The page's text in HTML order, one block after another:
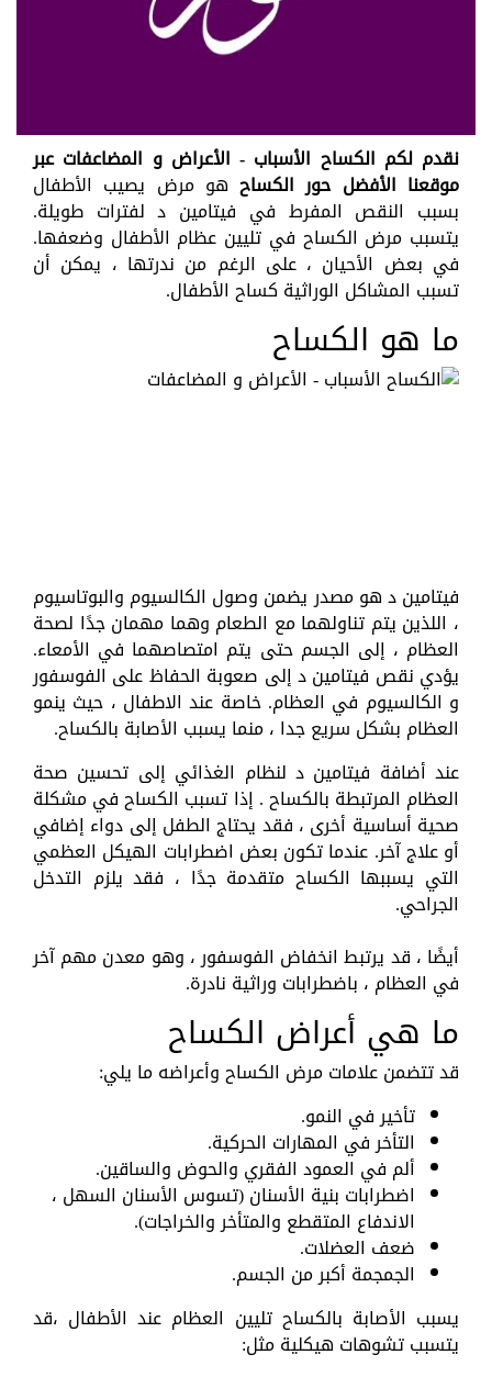
نقدم لكم الكساح الأسباب - الأعراض و المضاعفات عبر
موقعنا الأفضل حور الكساحهو مرض يصيب الأطفال
بسبب النقص المفرط في فيتامين د لفترات طويلة.
يتسبب مرض الكساح في تليين عظام الأطفال وضعفها.
في بعض الأحيان ، على الرغم من ندرتها ، يمكن أن
تسبب المشاكل الوراثية كساح الأطفال.
ما هو الكساح
فيتامين د هو مصدر يضمن وصول الكالسيوم والبوتاسيوم
، اللذين يتم تناولهما مع الطعام وهما مهمان جدًا لصحة
العظام ، إلى الجسم حتى يتم امتصاصهما في الأمعاء.
يؤدي نقص فيتامين د إلى صعوبة الحفاظ على الفوسفور
و الكالسيوم في العظام. خاصة عند الاطفال ، حيث ينمو
العظام بشكل سريع جدا ، منما يسبب الأصابة بالكساح.
عند أضافة فيتامين د لنظام الغذائي إلى تحسين صحة
العظام المرتبطة بالكساح . إذا تسبب الكساح في مشكلة
صحية أساسية أخرى ، فقد يحتاج الطفل إلى دواء إضافي
أو علاج آخر. عندما تكون بعض اضطرابات الهيكل العظمي
التي يسببها الكساح متقدمة جدًا ، فقد يلزم التدخل
الجراحي.
أيضًا ، قد يرتبط انخفاض الفوسفور ، وهو معدن مهم آخر
في العظام ، باضطرابات وراثية نادرة.
ما هي أعراض الكساح
قد تتضمن علامات مرض الكساح وأعراضه ما يلي:
تأخير في النمو.
التأخر في المهارات الحركية.
ألم في العمود الفقري والحوض والساقين.
اضطرابات بنية الأسنان (تسوس الأسنان السهل ،
الاندفاع المتقطع والمتأخر والخراجات).
ضعف العضلات.
الجمجمة أكبر من الجسم.
يسبب الأصابة بالكساح تليين العظام عند الأطفال ،قد
يتسبب تشوهات هيكلية مثل: